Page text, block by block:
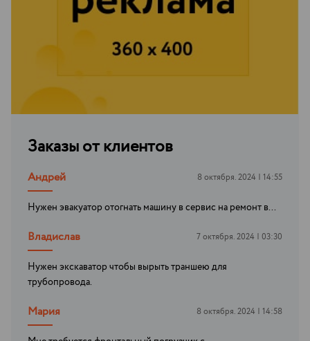
Заказы от клиентов
Андрей 8 октября. 2024 | 14:55
Нужен эвакуатор отогнать машину в сервис на ремонт в...
Владислав 7 октября. 2024 | 03:30
Нужен экскаватор чтобы вырыть траншею для
трубопровода.
Мария 8 октября. 2024 | 14:58